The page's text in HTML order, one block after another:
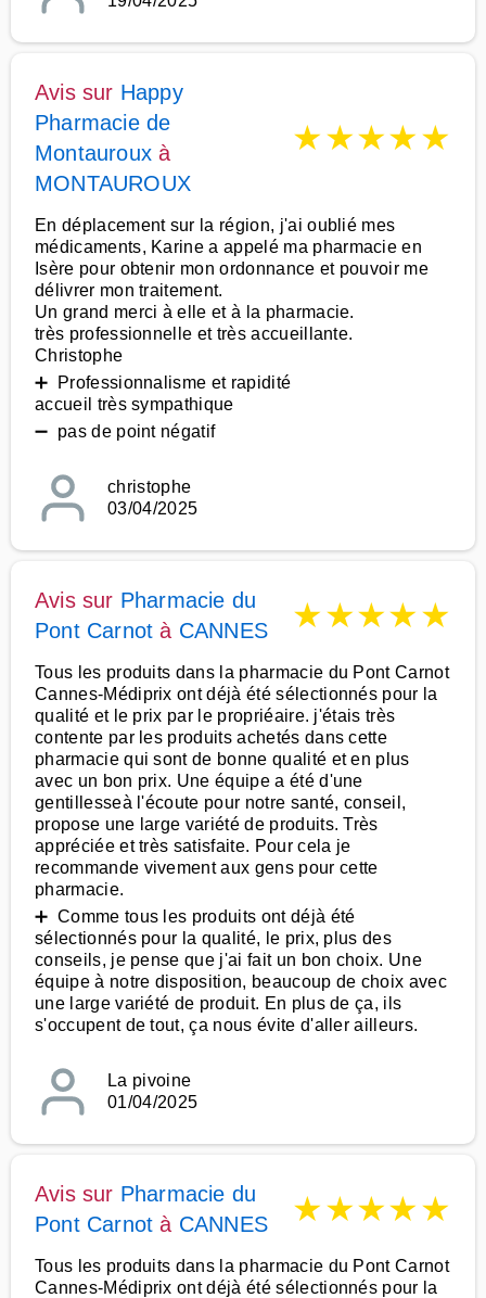
Avis sur Happy
Pharmacie de
Montauroux à
MONTAUROUX
★★★★★
En déplacement sur la région, j'ai oublié mes
médicaments, Karine a appelé ma pharmacie en
Isère pour obtenir mon ordonnance et pouvoir me
délivrer mon traitement.
Un grand merci à elle et à la pharmacie.
très professionnelle et très accueillante.
Christophe
➕ Professionnalisme et rapidité
accueil très sympathique
➖ pas de point négatif
christophe
03/04/2025
Avis sur Pharmacie du
Pont Carnot à CANNES ★★★★★
Tous les produits dans la pharmacie du Pont Carnot
Cannes-Médiprix ont déjà été sélectionnés pour la
qualité et le prix par le propriéaire. j'étais très
contente par les produits achetés dans cette
pharmacie qui sont de bonne qualité et en plus
avec un bon prix. Une équipe a été d'une
gentillesseà l'écoute pour notre santé, conseil,
propose une large variété de produits. Très
appréciée et très satisfaite. Pour cela je
recommande vivement aux gens pour cette
pharmacie.
➕ Comme tous les produits ont déjà été
sélectionnés pour la qualité, le prix, plus des
conseils, je pense que j'ai fait un bon choix. Une
équipe à notre disposition, beaucoup de choix avec
une large variété de produit. En plus de ça, ils
s'occupent de tout, ça nous évite d'aller ailleurs.
La pivoine
01/04/2025
Avis sur Pharmacie du
Pont Carnot à CANNES ★★★★★
Tous les produits dans la pharmacie du Pont Carnot
Cannes-Médiprix ont déjà été sélectionnés pour la